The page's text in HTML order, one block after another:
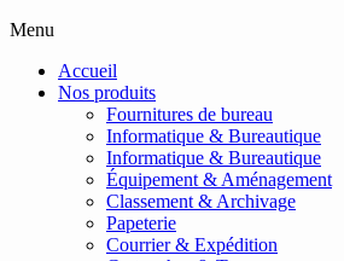
Menu
Accueil
Nos produits
Fournitures de bureau
Informatique & Bureautique
Informatique & Bureautique
Équipement & Aménagement
Classement & Archivage
Papeterie
Courrier & Expédition